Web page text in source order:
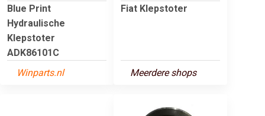
Blue Print
Hydraulische
Klepstoter
ADK86101C
Winparts.nl
Fiat Klepstoter
Meerdere shops